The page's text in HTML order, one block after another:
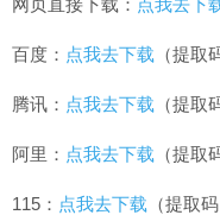
百度： 点我去下载 （提取
腾讯： 点我去下载 （提取
阿里： 点我去下载 （提取
115： 点我去下载 （提取